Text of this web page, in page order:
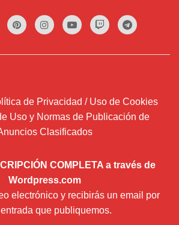
de Privacidad / Uso de Cookies
Uso y Normas de Publicación de
Clasificados
COMPLETA a través de
Wordpress.com
electrónico y recibirás un email por
que publiquemos.